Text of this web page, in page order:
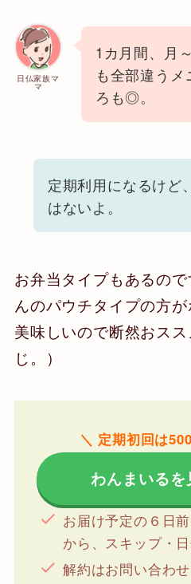
日仏家族マ
マ
1カ月間、月
も全部違うメ
ろも◎。
定期利用になるけど
はないよ。
お弁当タイプもあるの
んのパウチタイプの方
美味しいので断然おス
じ。）
＼ 定期初回は
わんまいる
お届け予定の６日
から、スキップ・
解約はお問い合わ